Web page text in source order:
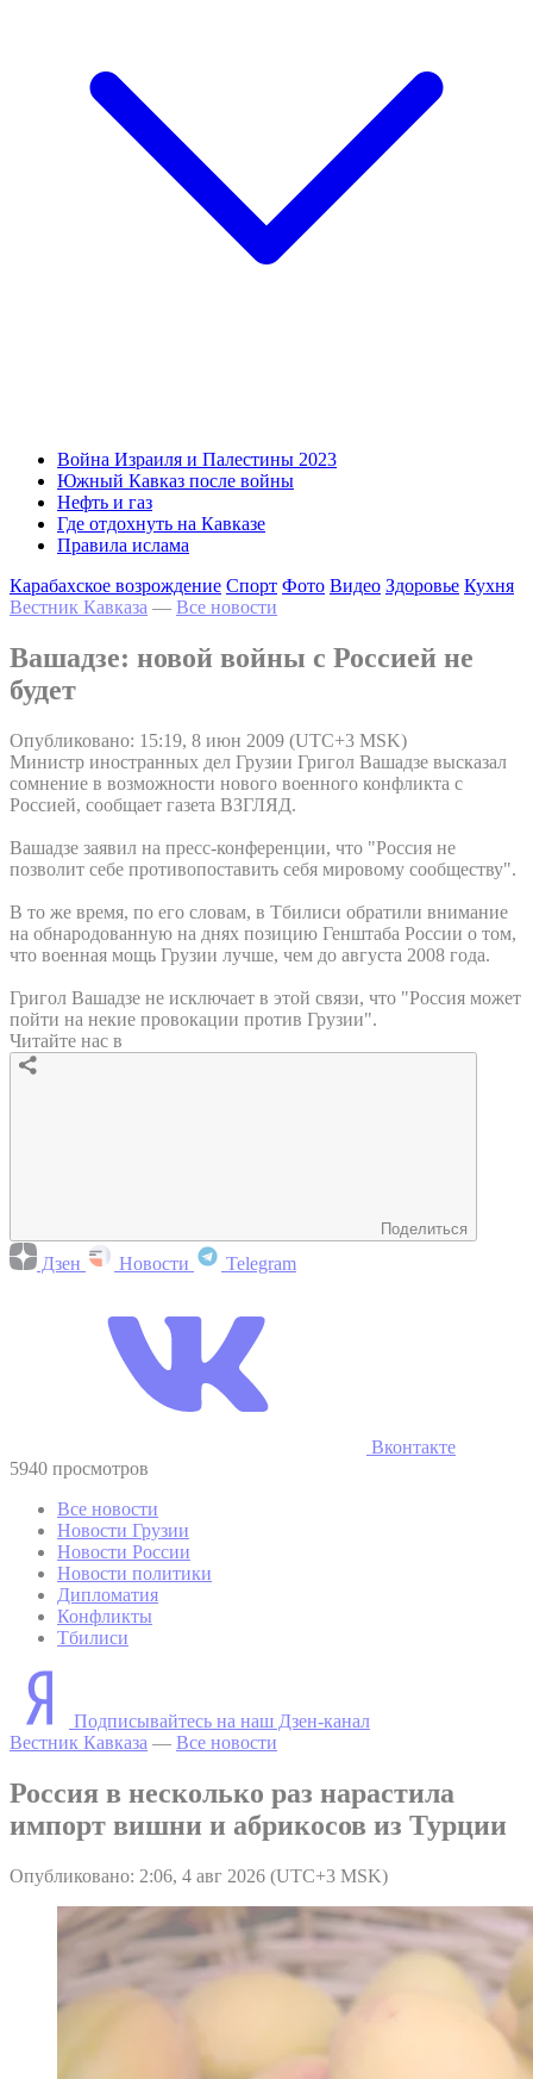
Война Израиля и Палестины 2023
Южный Кавказ после войны
Нефть и газ
Где отдохнуть на Кавказе
Правила ислама
Карабахское возрождение Спорт Фото Видео Здоровье Кухня
Вестник Кавказа — Все новости
Вашадзе: новой войны с Россией не
будет
Опубликовано: 15:19, 8 июн 2009 (UTC+3 MSK)
Министр иностранных дел Грузии Григол Вашадзе высказал
сомнение в возможности нового военного конфликта с
Россией, сообщает газета ВЗГЛЯД.
Вашадзе заявил на пресс-конференции, что "Россия не
позволит себе противопоставить себя мировому сообществу".
В то же время, по его словам, в Тбилиси обратили внимание
на обнародованную на днях позицию Генштаба России о том,
что военная мощь Грузии лучше, чем до августа 2008 года.
Григол Вашадзе не исключает в этой связи, что "Россия может
пойти на некие провокации против Грузии".
Читайте нас в
Поделиться
Дзен Новости Telegram
Вконтакте
5940 просмотров
Все новости
Новости Грузии
Новости России
Новости политики
Дипломатия
Конфликты
Тбилиси
Подписывайтесь на наш Дзен-канал
Вестник Кавказа — Все новости
Россия в несколько раз нарастила
импорт вишни и абрикосов из Турции
Опубликовано: 2:06, 4 авг 2026 (UTC+3 MSK)